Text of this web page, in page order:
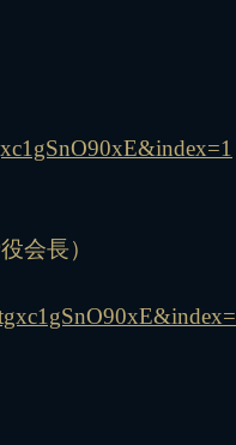
会長）